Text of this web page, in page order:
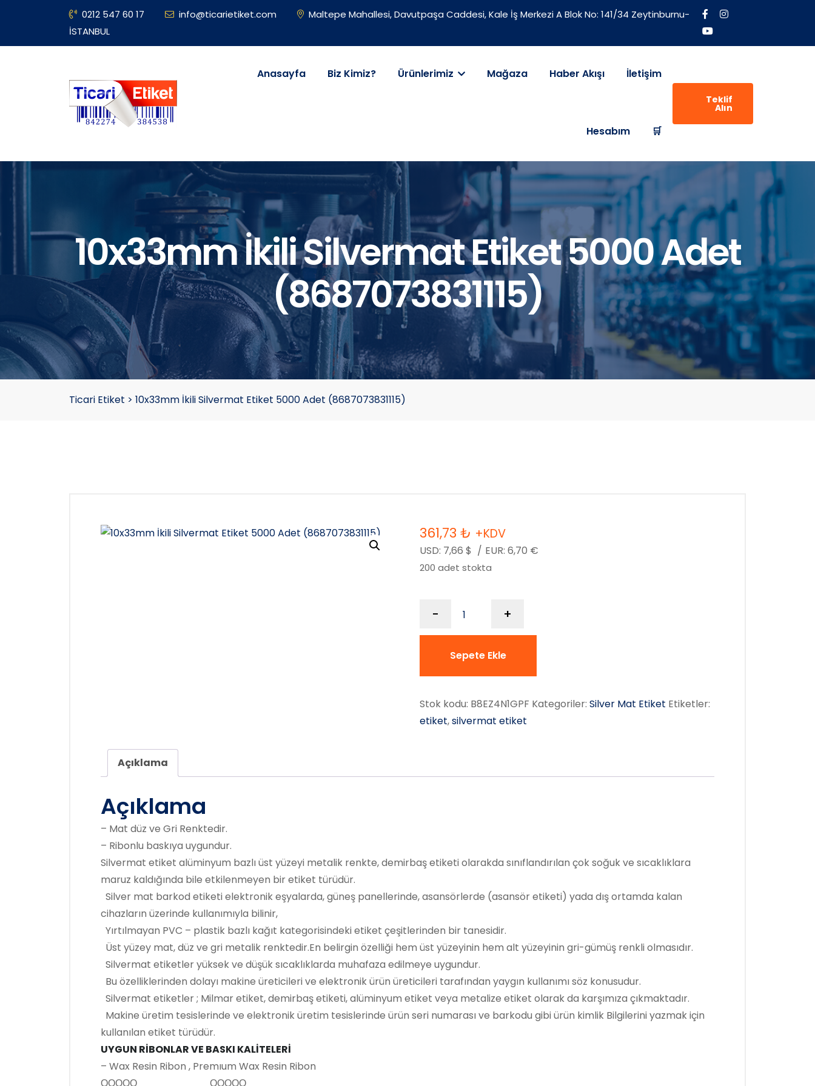
0212 547 60 17 info@ticarietiket.com
Maltepe Mahallesi, Davutpaşa Caddesi, Kale İş Merkezi A Blok No: 141/34 Zeytinburnu-
İSTANBUL
Anasayfa Biz Kimiz? Ürünlerimiz Mağaza Haber Akışı İletişim
Hesabım 🛒
Teklif
Alın
10x33mm İkili Silvermat Etiket 5000 Adet
(8687073831115)
Ticari Etiket > 10x33mm İkili Silvermat Etiket 5000 Adet (8687073831115)
361,73₺ +KDV
USD: 7,66$ / EUR:6,70 €
200 adet stokta
- +
Sepete Ekle
Stok kodu: B8EZ4N1GPF Kategoriler:Silver Mat Etiket Etiketler:
etiket,silvermat etiket
Açıklama
Açıklama
– Mat düz ve Gri Renktedir.
– Ribonlu baskıya uygundur.
Silvermat etiket alüminyum bazlı üst yüzeyi metalik renkte, demirbaş etiketi olarakda sınıflandırılan çok soğuk ve sıcaklıklara
maruz kaldığında bile etkilenmeyen bir etiket türüdür.
Silver mat barkod etiketi elektronik eşyalarda, güneş panellerinde, asansörlerde (asansör etiketi) yada dış ortamda kalan
cihazların üzerinde kullanımıyla bilinir,
Yırtılmayan PVC – plastik bazlı kağıt kategorisindeki etiket çeşitlerinden bir tanesidir.
Üst yüzey mat, düz ve gri metalik renktedir.En belirgin özelliği hem üst yüzeyinin hem alt yüzeyinin gri-gümüş renkli olmasıdır.
Silvermat etiketler yüksek ve düşük sıcaklıklarda muhafaza edilmeye uygundur.
Bu özelliklerinden dolayı makine üreticileri ve elektronik ürün üreticileri tarafından yaygın kullanımı söz konusudur.
Silvermat etiketler ; Milmar etiket, demirbaş etiketi, alüminyum etiket veya metalize etiket olarak da karşımıza çıkmaktadır.
Makine üretim tesislerinde ve elektronik üretim tesislerinde ürün seri numarası ve barkodu gibi ürün kimlik Bilgilerini yazmak için
kullanılan etiket türüdür.
UYGUN RİBONLAR VE BASKI KALİTELERİ
– Wax Resin Ribon , Premıum Wax Resin Ribon
ΟΟΟΟΟ ΟΟΟΟΟ